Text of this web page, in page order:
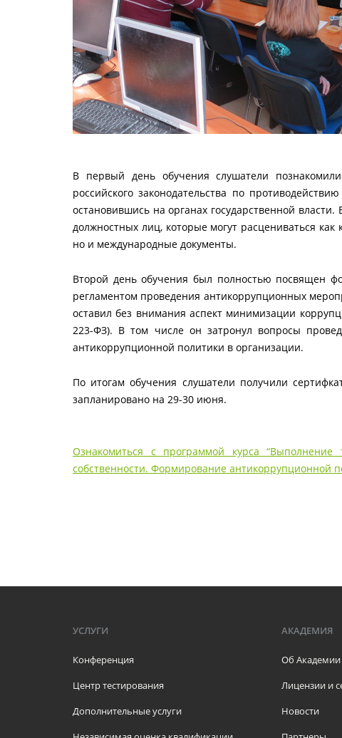
В первый день обучения слушатели
российского законодательства по
остановившись на органах государственной
должностных лиц, которые могут расцениваться
но и международные документы.
Второй день обучения был полностью посвящен
регламентом проведения антикоррупционных
оставил без внимания аспект минимизации
223-ФЗ). В том числе он затронул вопросы
антикоррупционной политики в организации.
По итогам обучения слушатели получили
запланировано на 29-30 июня.
Ознакомиться с программой курса
собственности. Формирование антикоррупционной
УСЛУГИ
Конференция
Центр тестирования
Дополнительные услуги
АКАДЕМИЯ
Об Академии
Лицензии и
Новости